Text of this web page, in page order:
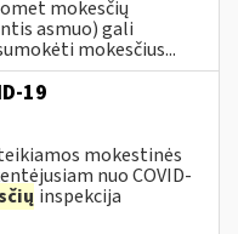
mokesčių
asmuo) gali
mokesčius...
19
mokestinės
nuo COVID-
inspekcija